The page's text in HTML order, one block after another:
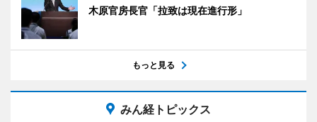
木原官房長官「拉致は現在進行形」
もっと見る
みん経トピックス